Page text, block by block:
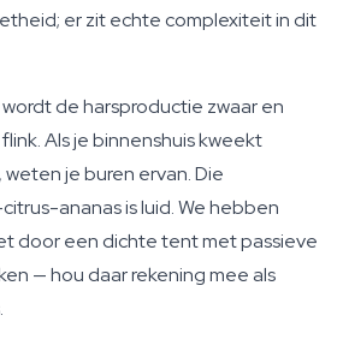
er zit echte complexiteit in dit
de harsproductie zwaar en
Als je binnenshuis kweekt
je buren ervan. Die
ananas is luid. We hebben
door een dichte tent met passieve
— hou daar rekening mee als